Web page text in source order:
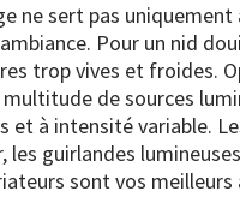
ne sert pas uniquement
Pour un nid
trop vives et froides.
multitude de sources
et à intensité variable.
les guirlandes
sont vos meilleurs